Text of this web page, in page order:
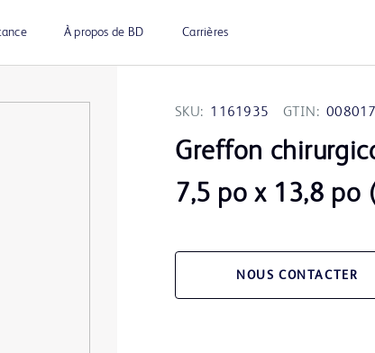
À propos de BD Carrières
SKU: 1161935 GTIN:
Greffon
7,5 po x 13,8 po
NOUS CONTACTER